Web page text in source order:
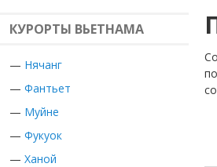
КУРОРТЫ ВЬЕТНАМА
— Нячанг
— Фантьет
— Муйне
— Фукуок
— Ханой